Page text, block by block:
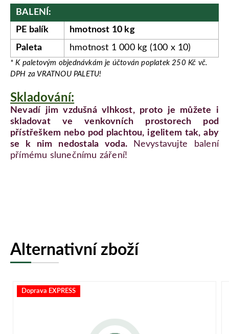
BALENÍ:
PE balík
hmotnost 10 kg
Paleta
hmotnost 1 000 kg (100 x 10)
* K paletovým objednávkám je účtován poplatek 250 Kč vč.
DPH za VRATNOU PALETU!
Skladování:
Nevadí jim vzdušná vlhkost, proto je můžete i
skladovat ve venkovních prostorech pod
přístřeškem nebo pod plachtou, igelitem tak, aby
se k nim nedostala voda.
Nevystavujte balení
přímému slunečnímu záření!
Alternativní zboží
Doprava EXPRESS